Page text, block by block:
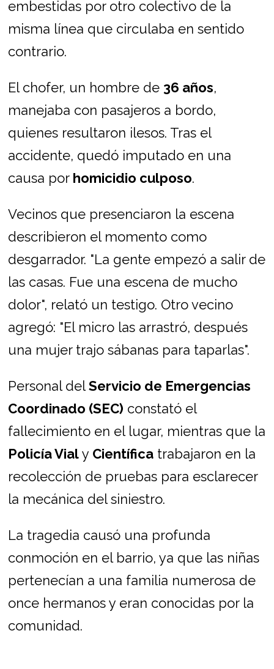
embestidas por otro colectivo de la
misma línea que circulaba en sentido
contrario.
El chofer, un hombre de 36 años,
manejaba con pasajeros a bordo,
quienes resultaron ilesos. Tras el
accidente, quedó imputado en una
causa por homicidio culposo.
Vecinos que presenciaron la escena
describieron el momento como
desgarrador. "La gente empezó a salir de
las casas. Fue una escena de mucho
dolor", relató un testigo. Otro vecino
agregó: "El micro las arrastró, después
una mujer trajo sábanas para taparlas".
Personal delServicio de Emergencias
Coordinado (SEC) constató el
fallecimiento en el lugar, mientras que la
Policía Vialy Científicatrabajaron en la
recolección de pruebas para esclarecer
la mecánica del siniestro.
La tragedia causó una profunda
conmoción en el barrio, ya que las niñas
pertenecían a una familia numerosa de
once hermanos y eran conocidas por la
comunidad.